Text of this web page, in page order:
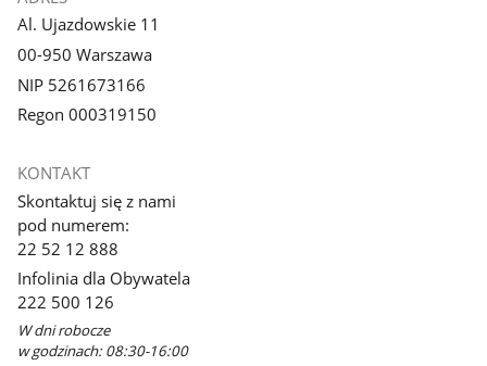
Al. Ujazdowskie 11
00-950 Warszawa
NIP 5261673166
Regon 000319150
KONTAKT
Skontaktuj się z nami
pod numerem:
22 52 12 888
Infolinia dla Obywatela
222 500 126
W dni robocze
w godzinach: 08:30-16:00